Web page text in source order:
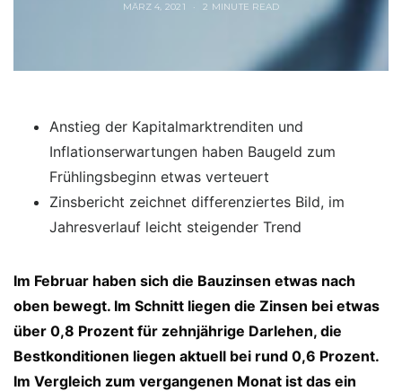
MÄRZ 4, 2021 2 MINUTE READ
Anstieg der Kapitalmarktrenditen und
Inflationserwartungen haben Baugeld zum
Frühlingsbeginn etwas verteuert
Zinsbericht zeichnet differenziertes Bild, im
Jahresverlauf leicht steigender Trend
Im Februar haben sich die Bauzinsen etwas nach
oben bewegt. Im Schnitt liegen die Zinsen bei etwas
über 0,8 Prozent für zehnjährige Darlehen, die
Bestkonditionen liegen aktuell bei rund 0,6 Prozent.
Im Vergleich zum vergangenen Monat ist das ein